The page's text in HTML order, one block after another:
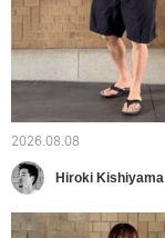
2026.08.08
Hiroki Kishiyama